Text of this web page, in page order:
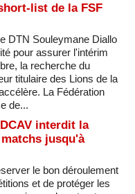
list de la FSF
DTN Souleymane Diallo
pour assurer l'intérim
la recherche du
titulaire des Lions de la
La Fédération
de...
interdit la
jusqu'à
le bon déroulement
et de protéger les